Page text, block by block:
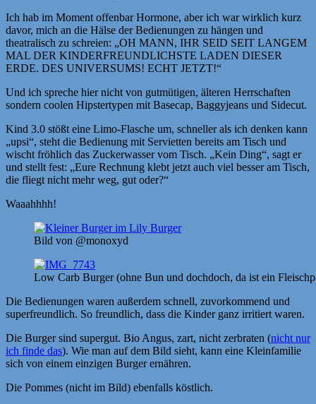
Ich hab im Moment offenbar Hormone, aber ich war wirklich kurz
davor, mich an die Hälse der Bedienungen zu hängen und
theatralisch zu schreien: „OH MANN, IHR SEID SEIT LANGEM
MAL DER KINDERFREUNDLICHSTE LADEN DIESER
ERDE. DES UNIVERSUMS! ECHT JETZT!“
Und ich spreche hier nicht von gutmütigen, älteren Herrschaften
sondern coolen Hipstertypen mit Basecap, Baggyjeans und Sidecut.
Kind 3.0 stößt eine Limo-Flasche um, schneller als ich denken kann
„upsi“, steht die Bedienung mit Servietten bereits am Tisch und
wischt fröhlich das Zuckerwasser vom Tisch. „Kein Ding“, sagt er
und stellt fest: „Eure Rechnung klebt jetzt auch viel besser am Tisch,
die fliegt nicht mehr weg, gut oder?“
Waaahhhh!
Bild von @monoxyd
Low Carb Burger (ohne Bun und dochdoch, da ist ein
Die Bedienungen waren außerdem schnell, zuvorkommend und
superfreundlich. So freundlich, dass die Kinder ganz irritiert waren.
Die Burger sind supergut. Bio Angus, zart, nicht zerbraten (nicht nur
ich finde das). Wie man auf dem Bild sieht, kann eine Kleinfamilie
sich von einem einzigen Burger ernähren.
Die Pommes (nicht im Bild) ebenfalls köstlich.